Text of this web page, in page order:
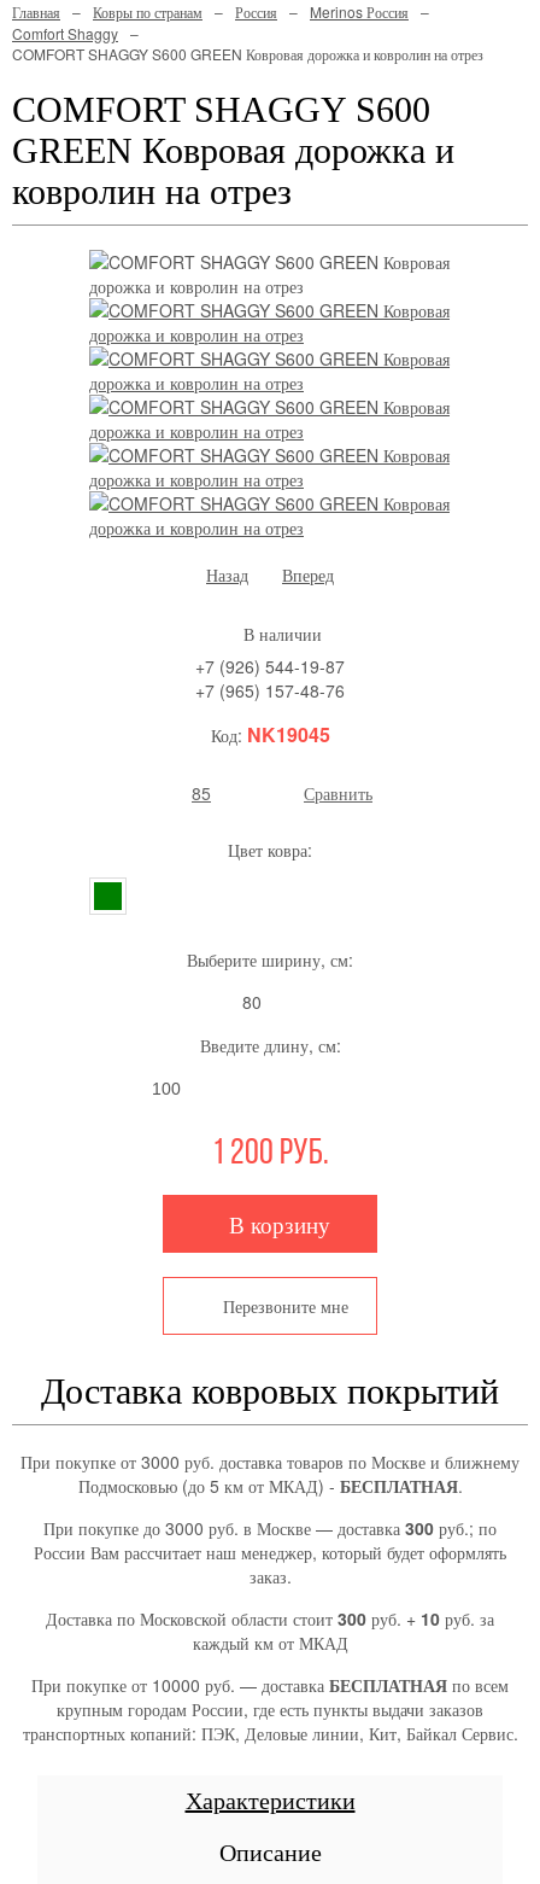
Главная Ковры по странам Россия
Merinos Россия
Comfort Shaggy
COMFORT SHAGGY S600 GREEN Ковровая дорожка и ковролин на отрез
COMFORT SHAGGY S600
GREEN Ковровая дорожка и
ковролин на отрез
Назад Вперед
В наличии
+7 (926) 544-19-87
+7 (965) 157-48-76
Код: NK19045
85 Сравнить
Цвет ковра:
Выберите ширину, см:
80
Введите длину, см:
1 200 руб.
В корзину
Перезвоните мне
Доставка ковровых покрытий
При покупке от 3000 руб. доставка товаров по Москве и ближнему
Подмосковью (до 5 км от МКАД) - БЕСПЛАТНАЯ.
При покупке до 3000 руб. в Москве — доставка 300 руб.; по
России Вам рассчитает наш менеджер, который будет оформлять
заказ.
Доставка по Московской области стоит 300 руб. + 10 руб. за
каждый км от МКАД
При покупке от 10000 руб. — доставка БЕСПЛАТНАЯ по всем
крупным городам России, где есть пункты выдачи заказов
транспортных копаний: ПЭК, Деловые линии, Кит, Байкал Сервис.
Характеристики
Описание